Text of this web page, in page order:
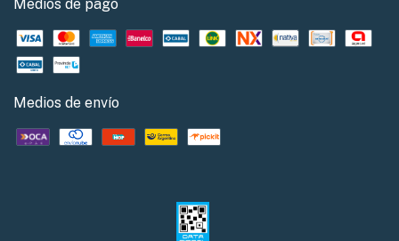
Medios de pago
Medios de envío